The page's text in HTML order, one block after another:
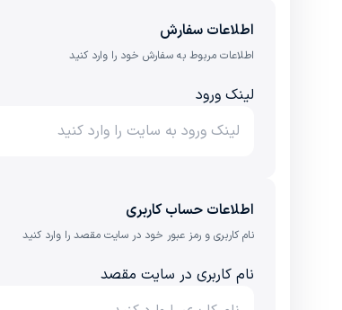
اطلاعات سفارش
اطلاعات مربوط به سفارش خود را وارد کنید
لینک ورود
اطلاعات حساب کاربری
نام کاربری و رمز عبور خود در سایت مقصد را وارد کنید
نام کاربری در سایت مقصد